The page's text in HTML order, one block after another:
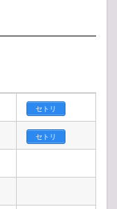
セトリ
セトリ